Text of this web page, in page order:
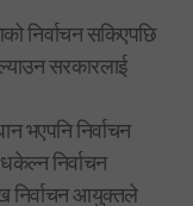
निर्वाचन सकिएपछि
सरकारलाई
भएपनि निर्वाचन
निर्वाचन
निर्वाचन आयुक्तले